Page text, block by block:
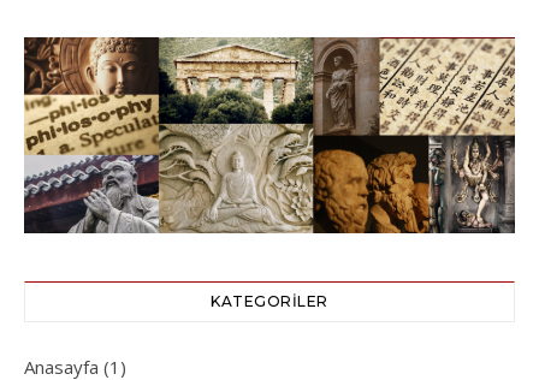
KATEGORILER
Anasayfa (1)